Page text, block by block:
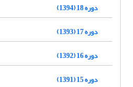
دوره 18 (1394)
دوره 17 (1393)
دوره 16 (1392)
دوره 15 (1391)